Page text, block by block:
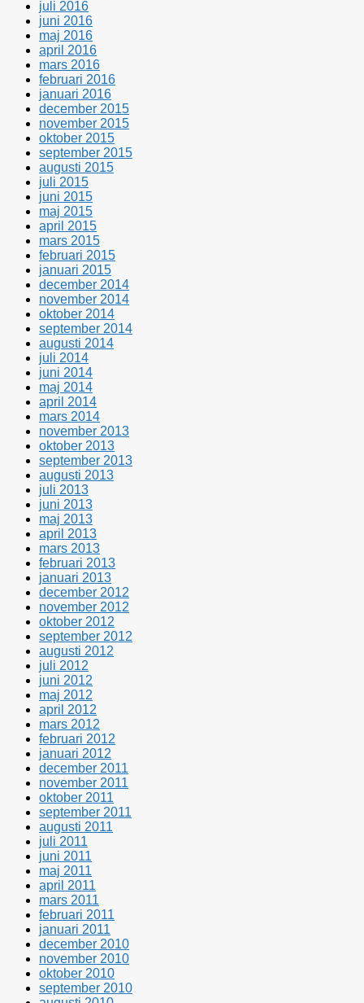
juli 2016
juni 2016
maj 2016
april 2016
mars 2016
februari 2016
januari 2016
december 2015
november 2015
oktober 2015
september 2015
augusti 2015
juli 2015
juni 2015
maj 2015
april 2015
mars 2015
februari 2015
januari 2015
december 2014
november 2014
oktober 2014
september 2014
augusti 2014
juli 2014
juni 2014
maj 2014
april 2014
mars 2014
november 2013
oktober 2013
september 2013
augusti 2013
juli 2013
juni 2013
maj 2013
april 2013
mars 2013
februari 2013
januari 2013
december 2012
november 2012
oktober 2012
september 2012
augusti 2012
juli 2012
juni 2012
maj 2012
april 2012
mars 2012
februari 2012
januari 2012
december 2011
november 2011
oktober 2011
september 2011
augusti 2011
juli 2011
juni 2011
maj 2011
april 2011
mars 2011
februari 2011
januari 2011
december 2010
november 2010
oktober 2010
september 2010